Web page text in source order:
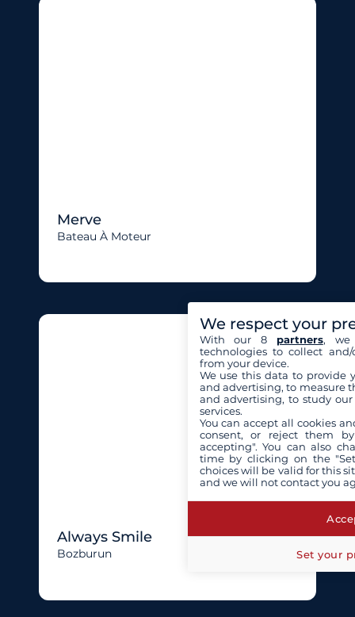
Merve
Bateau À Moteur
Always Smile
Bozburun
We respect your
With our 8 partners, we
technologies to collect
from your device.
We use this data to provide
and advertising, to measure
and advertising, to study
services.
You can accept all cookies
consent, or reject them
accepting". You can also
time by clicking on the
choices will be valid for this
and we will not contact you
Set your